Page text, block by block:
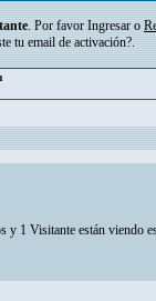
. Por favor Ingresar o
tu email de activación?.
y 1 Visitante están viendo